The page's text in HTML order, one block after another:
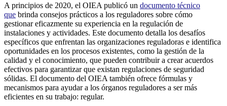
A principios de 2020, el OIEA publicó un documento técnico
que brinda consejos prácticos a los reguladores sobre cómo
gestionar eficazmente su experiencia en la regulación de
instalaciones y actividades. Este documento detalla los desafíos
específicos que enfrentan las organizaciones reguladoras e identifica
oportunidades en los procesos existentes, como la gestión de la
calidad y el conocimiento, que pueden contribuir a crear acuerdos
efectivos para garantizar que existan regulaciones de seguridad
sólidas. El documento del OIEA también ofrece fórmulas y
mecanismos para ayudar a los órganos reguladores a ser más
eficientes en su trabajo: regular.